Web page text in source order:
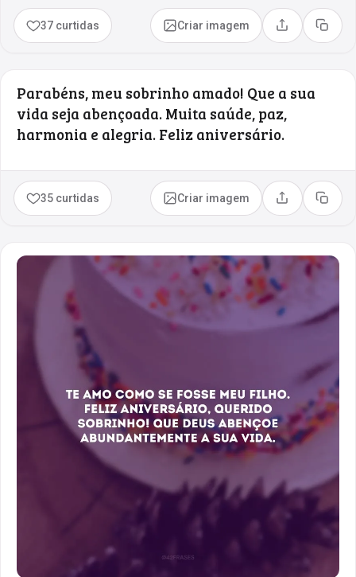
37 curtidas Criar imagem Compartilhar
Copiar
Parabéns, meu sobrinho amado! Que a sua
vida seja abençoada. Muita saúde, paz,
harmonia e alegria. Feliz aniversário.
35 curtidas Criar imagem Compartilhar
Copiar